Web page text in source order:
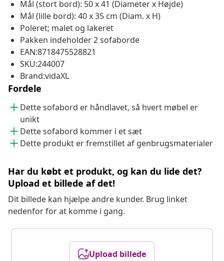
Mål (stort bord): 50 x 41 (Diameter x Højde)
Mål (lille bord): 40 x 35 cm (Diam. x H)
Poleret; malet og lakeret
Pakken indeholder 2 sofaborde
EAN:8718475528821
SKU:244007
Brand:vidaXL
Fordele
Dette sofabord er håndlavet, så hvert møbel er
unikt
Dette sofabord kommer i et sæt
Dette produkt er fremstillet af genbrugsmaterialer
Har du købt et produkt, og kan du lide det?
Upload et billede af det!
Dit billede kan hjælpe andre kunder. Brug linket
nedenfor for at komme i gang.
Upload billede